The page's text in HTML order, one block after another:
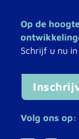
Op de
Schrijf u nu
Volg ons op: